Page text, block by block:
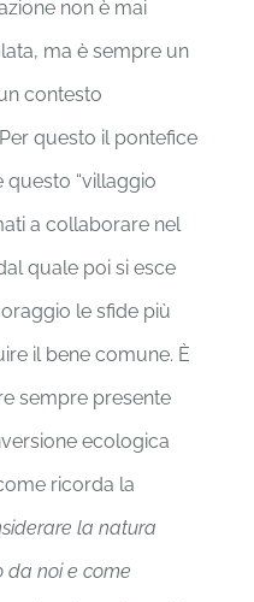
non è mai
ma è sempre un
contesto
questo il pontefice
“villaggio
a collaborare nel
quale poi si esce
le sfide più
il bene comune. È
sempre presente
ecologica
ricorda la
la natura
da noi e come